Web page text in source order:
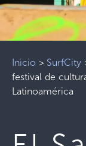
Inicio > SurfCity
festival de
Latinoamérica